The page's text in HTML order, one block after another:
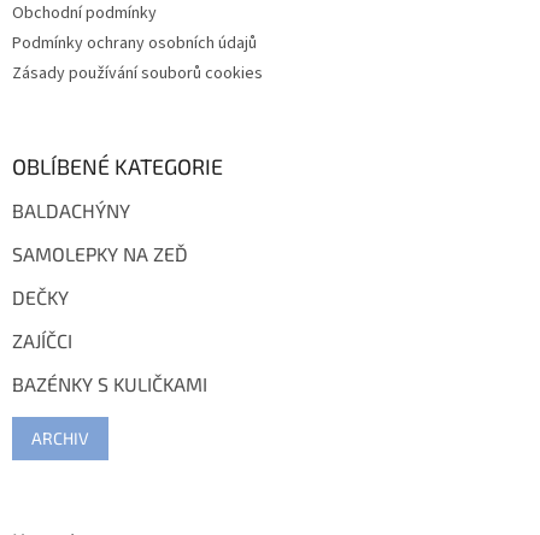
Obchodní podmínky
Podmínky ochrany osobních údajů
Zásady používání souborů cookies
OBLÍBENÉ KATEGORIE
BALDACHÝNY
SAMOLEPKY NA ZEĎ
DEČKY
ZAJÍČCI
BAZÉNKY S KULIČKAMI
ARCHIV